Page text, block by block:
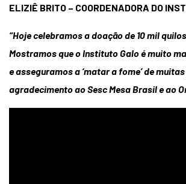
ELIZIÊ BRITO – COORDENADORA DO
“Hoje celebramos a doação de 10 mil
Mostramos que o Instituto Galo é muito
e asseguramos a ‘matar a fome’ de
agradecimento ao Sesc Mesa Brasil e ao